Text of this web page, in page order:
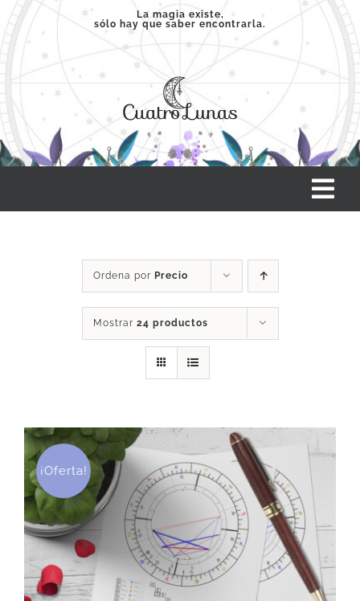
Saltar
contenido
La magia existe,
sólo hay que saber encontrarla.
SERVICIOS
PRODUCTOS
ARTÍCULOS
ACERCA
Ordena por Precio
Mostrar 24 productos
¡Oferta!